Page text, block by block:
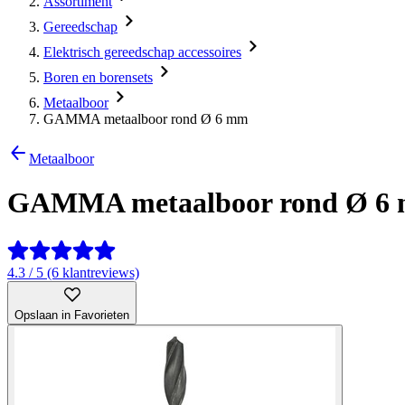
Gereedschap
Elektrisch gereedschap accessoires
Boren en borensets
Metaalboor
GAMMA metaalboor rond Ø 6 mm
Metaalboor
GAMMA metaalboor rond Ø 6
4.3 / 5 (6 klantreviews)
Opslaan in Favorieten